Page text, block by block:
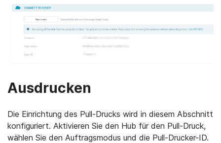
Ausdrucken
Die Einrichtung des Pull-Drucks wird in diesem Abschnitt
konfiguriert. Aktivieren Sie den Hub für den Pull-Druck,
wählen Sie den Auftragsmodus und die Pull-Drucker-ID.